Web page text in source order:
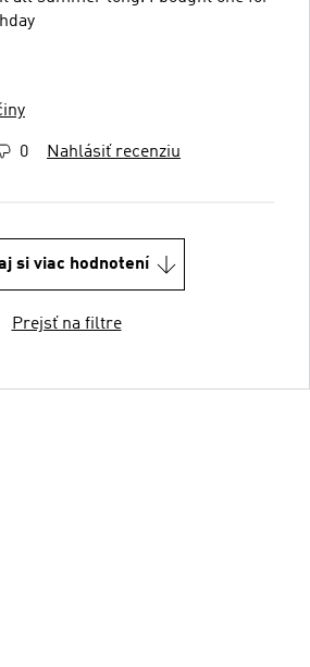
0 Nahlásiť recenziu
si viac hodnotení
Prejsť na filtre